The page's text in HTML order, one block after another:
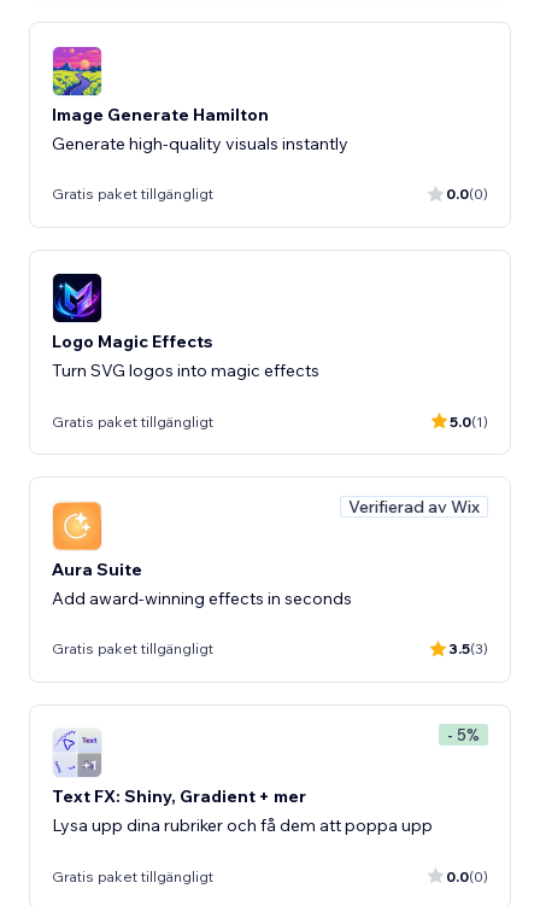
Image Generate Hamilton
Generate high-quality visuals instantly
Gratis paket tillgängligt 0.0(0)
Logo Magic Effects
Turn SVG logos into magic effects
Gratis paket tillgängligt 5.0(1)
Verifierad av Wix
Aura Suite
Add award-winning effects in seconds
Gratis paket tillgängligt 3.5(3)
- 5%
Text FX: Shiny, Gradient + mer
Lysa upp dina rubriker och få dem att poppa upp
Gratis paket tillgängligt 0.0(0)